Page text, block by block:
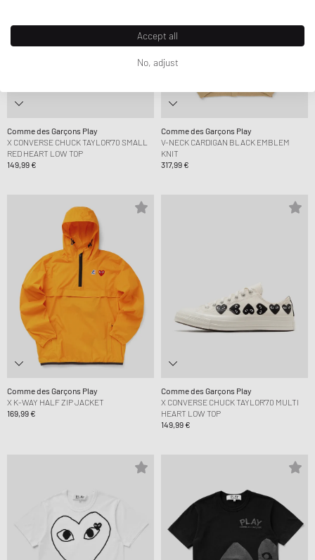
Comme des Garçons Play
X CONVERSE CHUCK TAYLOR'70 SMALL
RED HEART LOW TOP
149,99 €
Comme des Garçons Play
V-NECK CARDIGAN BLACK EMBLEM
KNIT
317,99 €
Comme des Garçons Play
X K-WAY HALF ZIP JACKET
169,99 €
Comme des Garçons Play
X CONVERSE CHUCK TAYLOR'70 MULTI
HEART LOW TOP
149,99 €
Accept all
No, adjust